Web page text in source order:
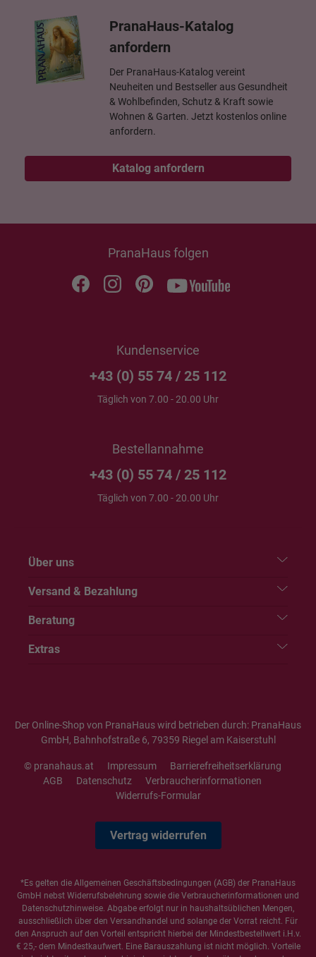
PranaHaus-Katalog
anfordern
Der PranaHaus-Katalog vereint
Neuheiten und Bestseller aus Gesundheit
& Wohlbefinden, Schutz & Kraft sowie
Wohnen & Garten. Jetzt kostenlos online
anfordern.
Katalog anfordern
PranaHaus folgen
Kundenservice
+43 (0) 55 74 / 25 112
Täglich von 7.00 - 20.00 Uhr
Bestellannahme
+43 (0) 55 74 / 25 112
Täglich von 7.00 - 20.00 Uhr
Über uns
Versand & Bezahlung
Beratung
Extras
Der Online-Shop von PranaHaus wird betrieben durch: PranaHaus
GmbH, Bahnhofstraße 6, 79359 Riegel am Kaiserstuhl
© pranahaus.at Impressum
Barrierefreiheitserklärung
AGB
Datenschutz
Verbraucherinformationen
Widerrufs-Formular
Vertrag widerrufen
*Es gelten die Allgemeinen Geschäftsbedingungen (AGB) der PranaHaus
GmbH nebst Widerrufsbelehrung sowie die Verbraucherinformationen und
Datenschutzhinweise. Abgabe erfolgt nur in haushaltsüblichen Mengen,
ausschließlich über den Versandhandel und solange der Vorrat reicht. Für
den Anspruch auf den Vorteil entspricht hierbei der Mindestbestellwert i.H.v.
€ 25,- dem Mindestkaufwert. Eine Barauszahlung ist nicht möglich. Vorteile